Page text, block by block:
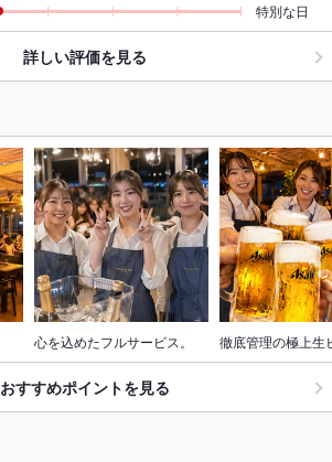
特別な日
詳しい評価を見る
心を込めたフルサービス。 徹底管理の極上生
おすすめポイントを見る